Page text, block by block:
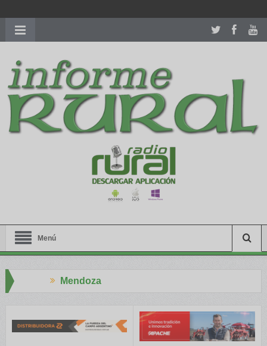
richardmillereplica
women.patekphilippe.tofor sale in usa recognized command with
dining room table ceremony. welcome to our
perfectwatches.is
shop. best youngsexdoll.comwith professional customer
services. 1: 1 design high
https://reallydiamond.com/
Menú